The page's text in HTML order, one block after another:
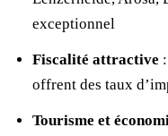
exceptionnel
Fiscalité attractive
offrent des taux
Tourisme et